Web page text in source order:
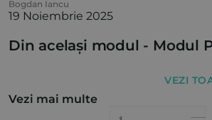
Bogdan Iancu
19 Noiembrie 2025
Din același modul - Modul
VEZI
Vezi mai multe